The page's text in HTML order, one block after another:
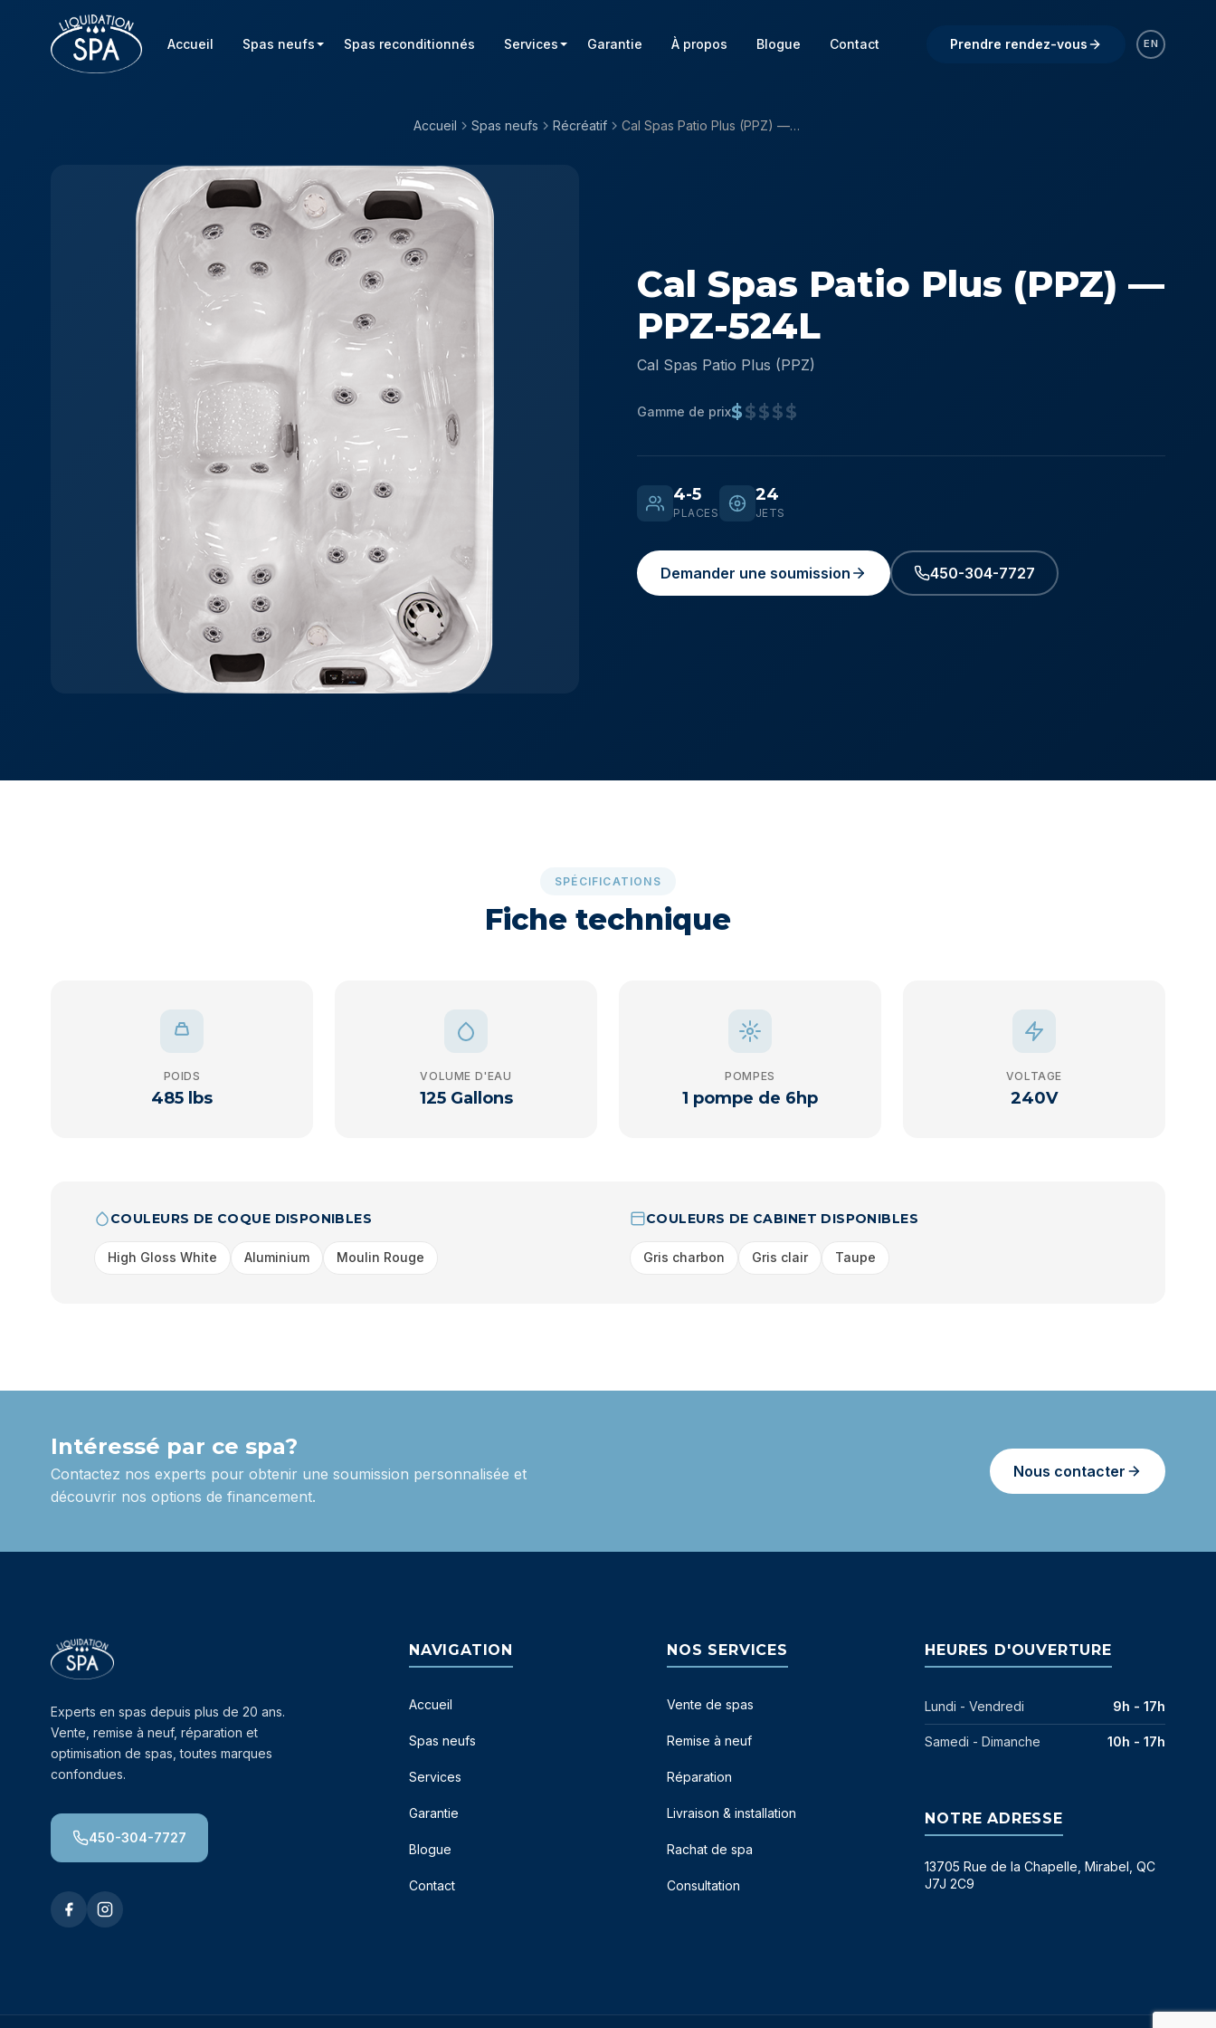
Accueil Spas neufs Spas reconditionnés Services Garantie À propos Blogue Contact Prendre rendez-vous EN
Accueil Spas neufs Récréatif Cal Spas Patio Plus (PPZ) — PPZ-524L
Cal Spas Patio Plus (PPZ) —
PPZ-524L
Cal Spas Patio Plus (PPZ)
Gamme de prix$$$$$
4-5
PLACES
24
JETS
Demander une soumission 450-304-7727
SPÉCIFICATIONS
Fiche technique
POIDS
485 lbs
VOLUME D'EAU
125 Gallons
POMPES
1 pompe de 6hp
VOLTAGE
240V
COULEURS DE COQUE DISPONIBLES
High Gloss White Aluminium Moulin Rouge
COULEURS DE CABINET DISPONIBLES
Gris charbon Gris clair Taupe
Intéressé par ce spa?
Contactez nos experts pour obtenir une soumission personnalisée et
découvrir nos options de financement.
Nous contacter
Experts en spas depuis plus de 20 ans.
Vente, remise à neuf, réparation et
optimisation de spas, toutes marques
confondues.
450-304-7727
NAVIGATION
Accueil
Spas neufs
Services
Garantie
Blogue
Contact
NOS SERVICES
Vente de spas
Remise à neuf
Réparation
Livraison & installation
Rachat de spa
Consultation
HEURES D'OUVERTURE
Lundi - Vendredi 9h - 17h
Samedi - Dimanche 10h - 17h
NOTRE ADRESSE
13705 Rue de la Chapelle, Mirabel, QC
J7J 2C9